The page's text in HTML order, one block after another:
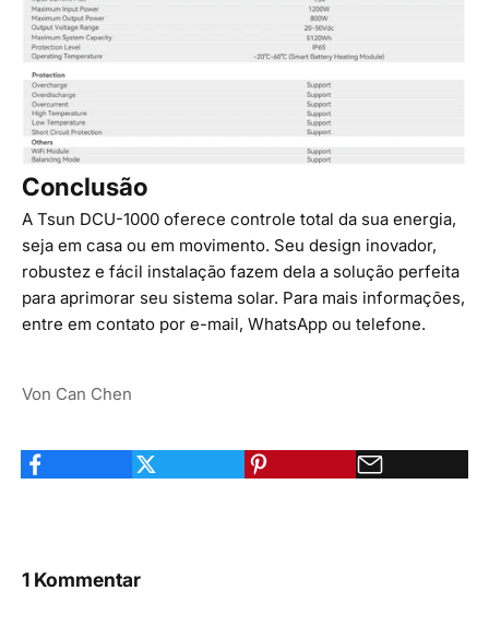
Conclusão
A Tsun DCU-1000 oferece controle total da sua energia,
seja em casa ou em movimento. Seu design inovador,
robustez e fácil instalação fazem dela a solução perfeita
para aprimorar seu sistema solar. Para mais informações,
entre em contato por e-mail, WhatsApp ou telefone.
Von Can Chen
1 Kommentar